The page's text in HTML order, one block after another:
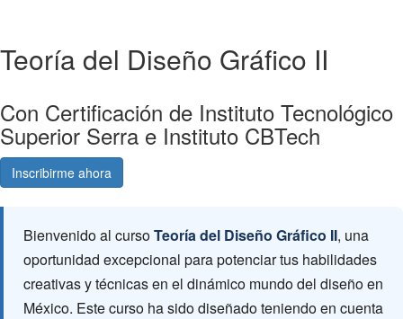
Teoría del Diseño Gráfico II
Con Certificación de Instituto Tecnológico
Superior Serra e Instituto CBTech
Inscribirme ahora
Bienvenido al cursoTeoría del Diseño Gráfico II, una
oportunidad excepcional para potenciar tus habilidades
creativas y técnicas en el dinámico mundo del diseño en
México. Este curso ha sido diseñado teniendo en cuenta